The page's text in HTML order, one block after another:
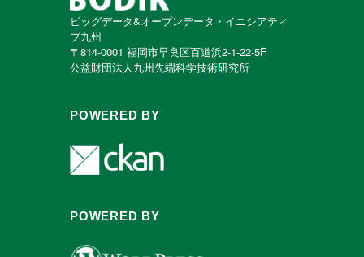
ビッグデータ&オープンデータ・イニシアティ
ブ九州
〒814-0001 福岡市早良区百道浜2-1-22-5F
公益財団法人九州先端科学技術研究所
POWERED BY
POWERED BY